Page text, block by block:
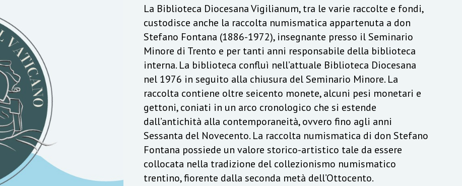
La Biblioteca Diocesana Vigilianum, tra le varie raccolte e fondi,
custodisce anche la raccolta numismatica appartenuta a don
Stefano Fontana (1886-1972), insegnante presso il Seminario
Minore di Trento e per tanti anni responsabile della biblioteca
interna. La biblioteca confluì nell’attuale Biblioteca Diocesana
nel 1976 in seguito alla chiusura del Seminario Minore. La
raccolta contiene oltre seicento monete, alcuni pesi monetari e
gettoni, coniati in un arco cronologico che si estende
dall’antichità alla contemporaneità, ovvero fino agli anni
Sessanta del Novecento. La raccolta numismatica di don Stefano
Fontana possiede un valore storico-artistico tale da essere
collocata nella tradizione del collezionismo numismatico
trentino, fiorente dalla seconda metà dell’Ottocento.